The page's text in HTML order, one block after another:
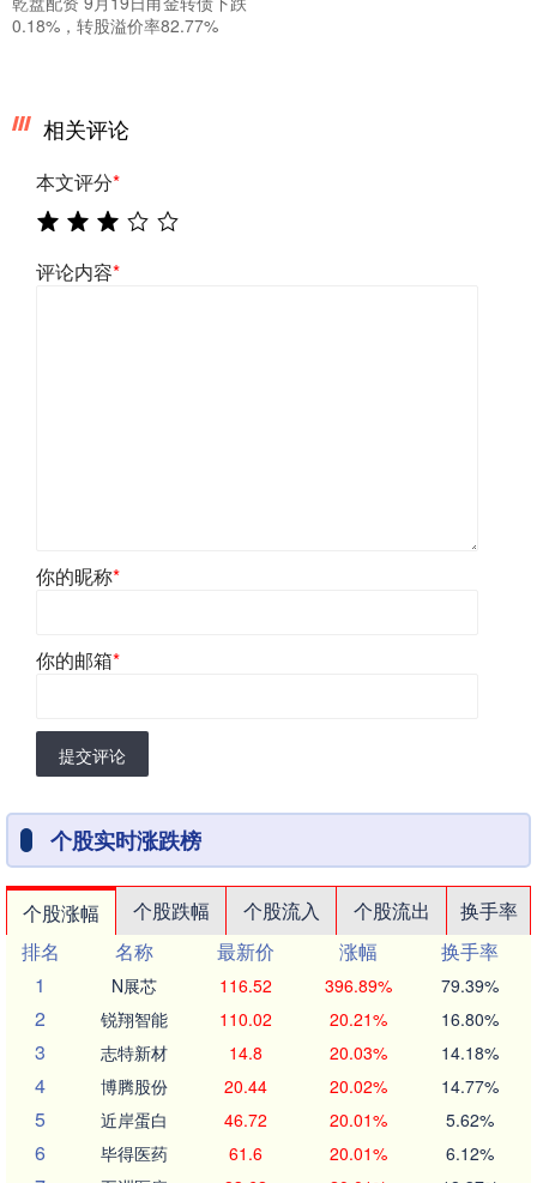
0.18%，转股溢价率82.77%
相关评论
本文评分*
评论内容*
你的昵称*
你的邮箱*
提交评论
个股实时涨跌榜
个股涨幅 个股跌幅 个股流入 个股流出
换手率
排名
名称 最新价 涨幅
换手率
1
N展芯 116.52 396.89% 79.39%
2 锐翔智能 110.02 20.21% 16.80%
3 志特新材 14.8 20.03% 14.18%
4 博腾股份 20.44 20.02% 14.77%
5 近岸蛋白 46.72 20.01% 5.62%
6 毕得医药 61.6 20.01% 6.12%